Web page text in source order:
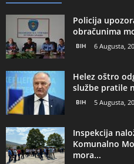
Policija
obračunima
BIH 6 Augusta,
Helez oštro
službe pratile
BIH 5 Augusta,
Inspekcija
Komunalno
mora...